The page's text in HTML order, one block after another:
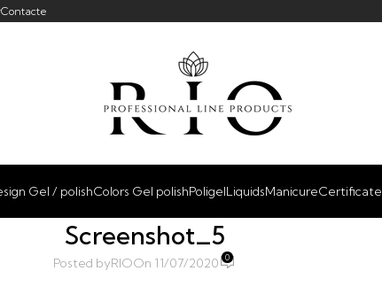
Contacte
Gel / polishColors Gel polishPoligelLiquidsManicureCertificate
Screenshot_5
Posted byRIOOn 11/07/2020 0